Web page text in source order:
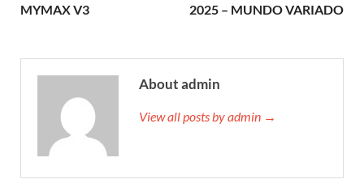
MYMAX V3
2025 – MUNDO VARIADO
About admin
View all posts by admin →